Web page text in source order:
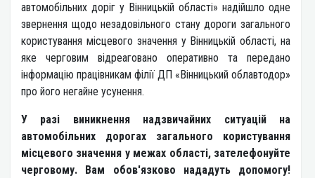
автомобільних доріг у Вінницькій області» надійшло одне
звернення щодо незадовільного стану дороги загального
користування місцевого значення у Вінницькій області, на
яке черговим відреаговано оперативно та передано
інформацію працівникам філії ДП «Вінницький облавтодор»
про його негайне усунення.
У разі виникнення надзвичайних ситуацій на
автомобільних дорогах загального користування
місцевого значення у межах області, зателефонуйте
черговому. Вам обов'язково нададуть допомогу!